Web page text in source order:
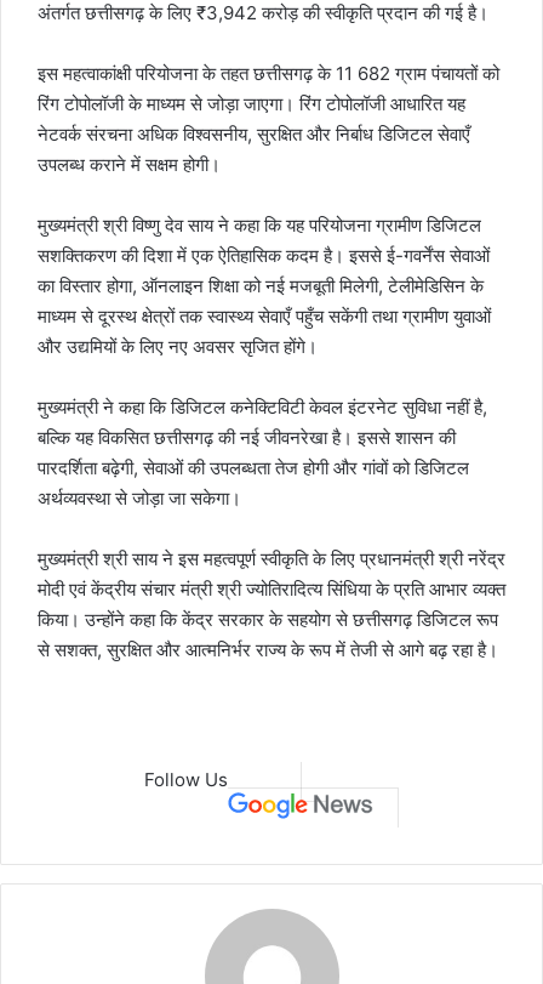
अंतर्गत छत्तीसगढ़ के लिए ₹3,942 करोड़ की स्वीकृति प्रदान की गई है।
इस महत्वाकांक्षी परियोजना के तहत छत्तीसगढ़ के 11 682 ग्राम पंचायतों को
रिंग टोपोलॉजी के माध्यम से जोड़ा जाएगा। रिंग टोपोलॉजी आधारित यह
नेटवर्क संरचना अधिक विश्वसनीय, सुरक्षित और निर्बाध डिजिटल सेवाएँ
उपलब्ध कराने में सक्षम होगी।
मुख्यमंत्री श्री विष्णु देव साय ने कहा कि यह परियोजना ग्रामीण डिजिटल
सशक्तिकरण की दिशा में एक ऐतिहासिक कदम है। इससे ई-गवर्नेंस सेवाओं
का विस्तार होगा, ऑनलाइन शिक्षा को नई मजबूती मिलेगी, टेलीमेडिसिन के
माध्यम से दूरस्थ क्षेत्रों तक स्वास्थ्य सेवाएँ पहुँच सकेंगी तथा ग्रामीण युवाओं
और उद्यमियों के लिए नए अवसर सृजित होंगे।
मुख्यमंत्री ने कहा कि डिजिटल कनेक्टिविटी केवल इंटरनेट सुविधा नहीं है,
बल्कि यह विकसित छत्तीसगढ़ की नई जीवनरेखा है। इससे शासन की
पारदर्शिता बढ़ेगी, सेवाओं की उपलब्धता तेज होगी और गांवों को डिजिटल
अर्थव्यवस्था से जोड़ा जा सकेगा।
मुख्यमंत्री श्री साय ने इस महत्वपूर्ण स्वीकृति के लिए प्रधानमंत्री श्री नरेंद्र
मोदी एवं केंद्रीय संचार मंत्री श्री ज्योतिरादित्य सिंधिया के प्रति आभार व्यक्त
किया। उन्होंने कहा कि केंद्र सरकार के सहयोग से छत्तीसगढ़ डिजिटल रूप
से सशक्त, सुरक्षित और आत्मनिर्भर राज्य के रूप में तेजी से आगे बढ़ रहा है।
Follow Us